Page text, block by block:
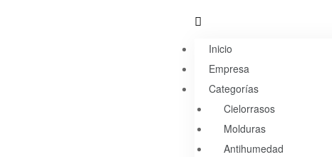
Inicio
Empresa
Categorías
Cielorrasos
Molduras
Antihumedad